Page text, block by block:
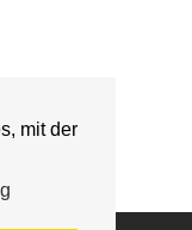
mit der